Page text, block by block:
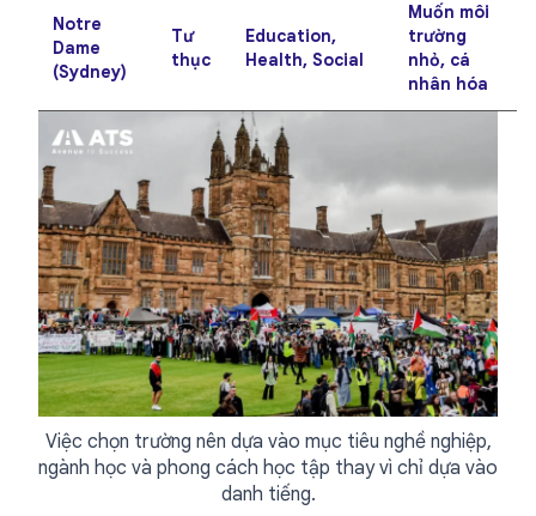
Notre
Dame
(Sydney)
Tư
thục
Education,
Health, Social
Muốn môi
trường
nhỏ, cá
nhân hóa
Việc chọn trường nên dựa vào mục tiêu nghề nghiệp,
ngành học và phong cách học tập thay vì chỉ dựa vào
danh tiếng.